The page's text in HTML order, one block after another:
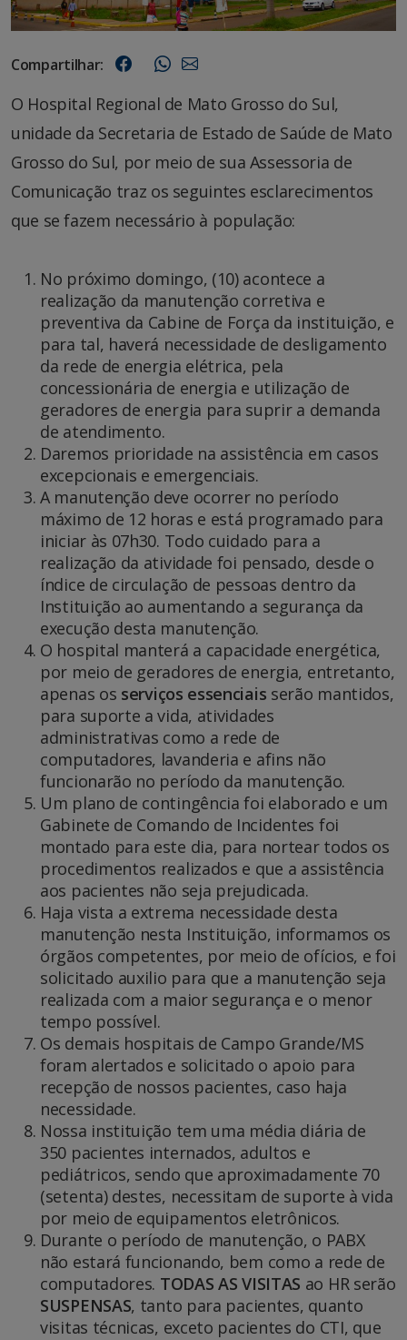
Compartilhar:
O Hospital Regional de Mato Grosso do Sul,
unidade da Secretaria de Estado de Saúde de Mato
Grosso do Sul, por meio de sua Assessoria de
Comunicação traz os seguintes esclarecimentos
que se fazem necessário à população:
No próximo domingo, (10) acontece a
realização da manutenção corretiva e
preventiva da Cabine de Força da instituição, e
para tal, haverá necessidade de desligamento
da rede de energia elétrica, pela
concessionária de energia e utilização de
geradores de energia para suprir a demanda
de atendimento.
Daremos prioridade na assistência em casos
excepcionais e emergenciais.
A manutenção deve ocorrer no período
máximo de 12 horas e está programado para
iniciar às 07h30. Todo cuidado para a
realização da atividade foi pensado, desde o
índice de circulação de pessoas dentro da
Instituição ao aumentando a segurança da
execução desta manutenção.
O hospital manterá a capacidade energética,
por meio de geradores de energia, entretanto,
apenas os serviços essenciais serão mantidos,
para suporte a vida, atividades
administrativas como a rede de
computadores, lavanderia e afins não
funcionarão no período da manutenção.
Um plano de contingência foi elaborado e um
Gabinete de Comando de Incidentes foi
montado para este dia, para nortear todos os
procedimentos realizados e que a assistência
aos pacientes não seja prejudicada.
Haja vista a extrema necessidade desta
manutenção nesta Instituição, informamos os
órgãos competentes, por meio de ofícios, e foi
solicitado auxilio para que a manutenção seja
realizada com a maior segurança e o menor
tempo possível.
Os demais hospitais de Campo Grande/MS
foram alertados e solicitado o apoio para
recepção de nossos pacientes, caso haja
necessidade.
Nossa instituição tem uma média diária de
350 pacientes internados, adultos e
pediátricos, sendo que aproximadamente 70
(setenta) destes, necessitam de suporte à vida
por meio de equipamentos eletrônicos.
Durante o período de manutenção, o PABX
não estará funcionando, bem como a rede de
computadores. TODAS AS VISITAS ao HR serão
SUSPENSAS, tanto para pacientes, quanto
visitas técnicas, exceto pacientes do CTI, que